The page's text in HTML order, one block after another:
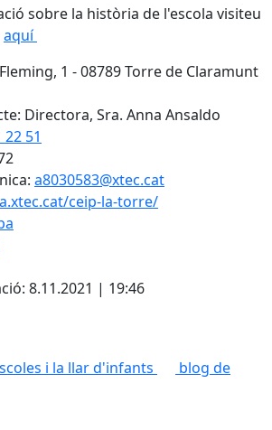
sobre la història de l'escola visiteu
aquí
1 - 08789 Torre de Claramunt
Directora, Sra. Anna Ansaldo
22 51
a8030583@xtec.cat
ceip-la-torre/
8.11.2021 | 19:46
i la llar d'infants
blog de